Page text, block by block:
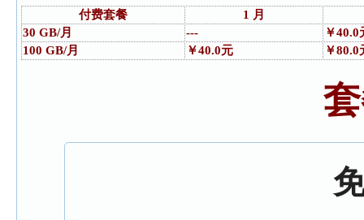
付费套餐
1 月
30 GB/月
---
￥40.0
100 GB/月
￥40.0元 ￥80.0